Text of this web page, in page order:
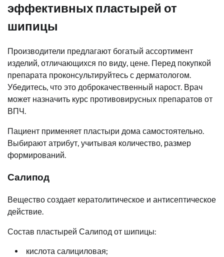
эффективных пластырей от
шипицы
Производители предлагают богатый ассортимент
изделий, отличающихся по виду, цене. Перед покупкой
препарата проконсультируйтесь с дерматологом.
Убедитесь, что это доброкачественный нарост. Врач
может назначить курс противовирусных препаратов от
ВПЧ.
Пациент применяет пластыри дома самостоятельно.
Выбирают атрибут, учитывая количество, размер
формирований.
Салипод
Вещество создает кератолитическое и антисептическое
действие.
Состав пластырей Салипод от шипицы:
кислота салициловая;